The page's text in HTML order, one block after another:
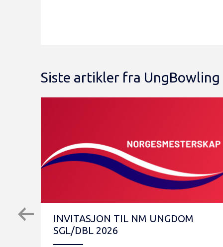
Siste artikler fra UngBowling
INVITASJON TIL NM UNGDOM
SGL/DBL 2026